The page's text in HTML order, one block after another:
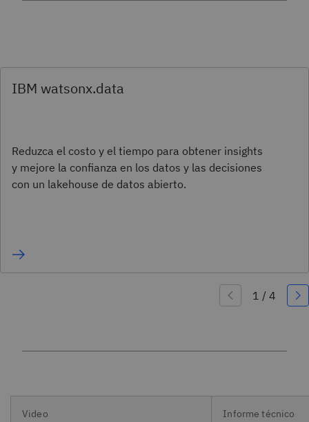
IBM watsonx.data
Reduzca el costo y el tiempo para obtener insights
y mejore la confianza en los datos y las decisiones
con un lakehouse de datos abierto.
Video Informe técnico